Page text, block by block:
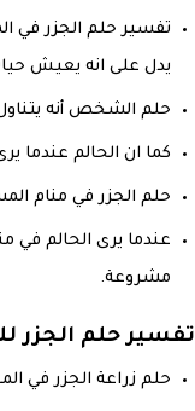
تفسير حلم الجزر في
يدل على انه يعيش
حلم الشخص أنه
كما ان الحالم عندما
حلم الجزر في منام
عندما يرى الحالم في
مشروعة.
تفسير حلم الجزر
حلم زراعة الجزر في